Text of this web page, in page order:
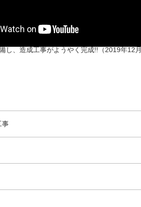
し、造成工事がようやく完成!!（2019年12月
事